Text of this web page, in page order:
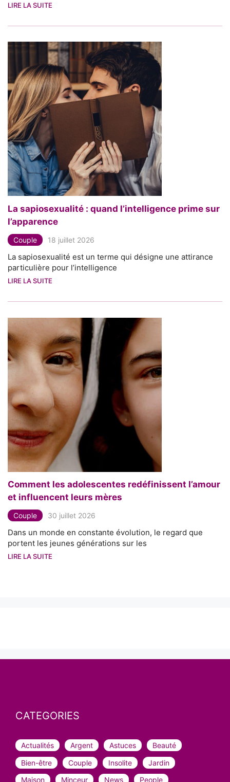
LIRE LA SUITE
La sapiosexualité : quand l’intelligence prime sur
l’apparence
Couple 18 juillet 2026
La sapiosexualité est un terme qui désigne une attirance
particulière pour l’intelligence
LIRE LA SUITE
Comment les adolescentes redéfinissent l’amour
et influencent leurs mères
Couple 30 juillet 2026
Dans un monde en constante évolution, le regard que
portent les jeunes générations sur les
LIRE LA SUITE
CATEGORIES
Actualités Argent Astuces
Beauté
Bien-être
Couple Insolite
Jardin
Maison
Minceur News People